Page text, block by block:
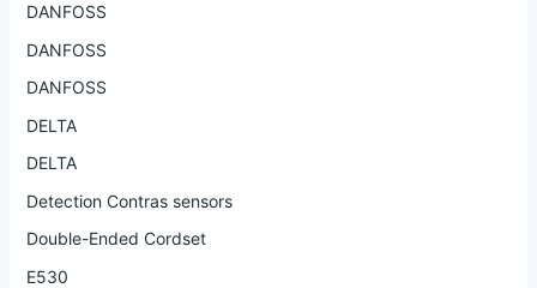
DANFOSS
DANFOSS
DANFOSS
DELTA
DELTA
Detection Contras sensors
Double-Ended Cordset
E530